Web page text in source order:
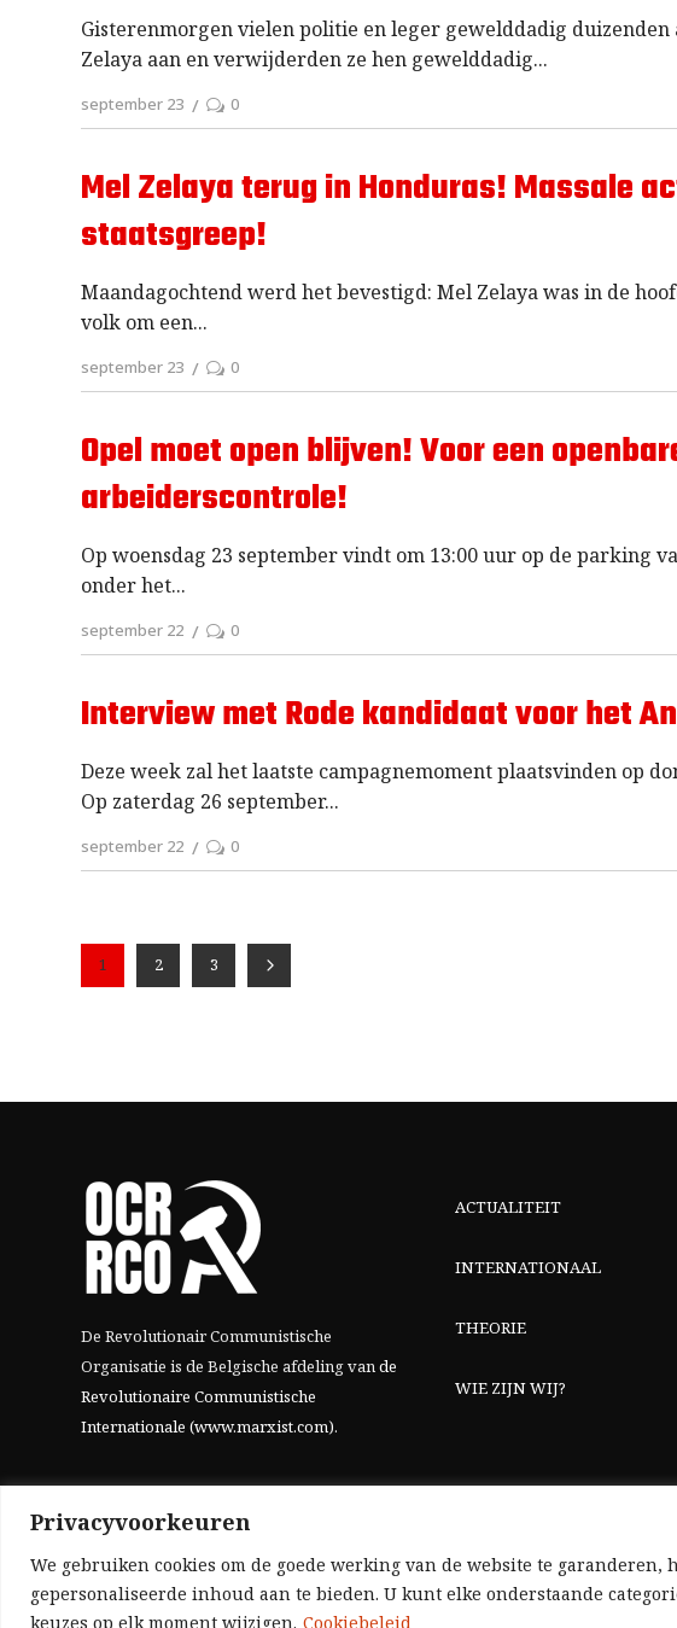
Privacyvoorkeuren
We gebruiken cookies om de goede werking van de website te garanderen,
gepersonaliseerde inhoud aan te bieden. U kunt elke onderstaande
keuzes op elk moment wijzigen. Cookiebeleid
Gisterenmorgen vielen politie en leger gewelddadig
Zelaya aan en verwijderden ze hen gewelddadig
september 23 0
Mel Zelaya terug in Honduras! Massale
staatsgreep!
Maandagochtend werd het bevestigd: Mel Zelaya was in de
volk om een
september 23 0
Opel moet open blijven! Voor een
arbeiderscontrole!
Op woensdag 23 september vindt om 13:00 uur op de parking
onder het
september 22 0
Interview met Rode kandidaat voor het
Deze week zal het laatste campagnemoment plaatsvinden op
Op zaterdag 26 september
september 22 0
1 2 3
De Revolutionair Communistische
Organisatie is de Belgische afdeling vande
Revolutionaire Communistische
Internationale (www.marxist.com).
ACTUALITEIT
INTERNATIONAAL
THEORIE
WIE ZIJN WIJ?